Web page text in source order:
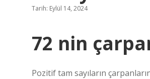
Tarih: Eylül 14, 2024
72 nin
Pozitif tam sayıların